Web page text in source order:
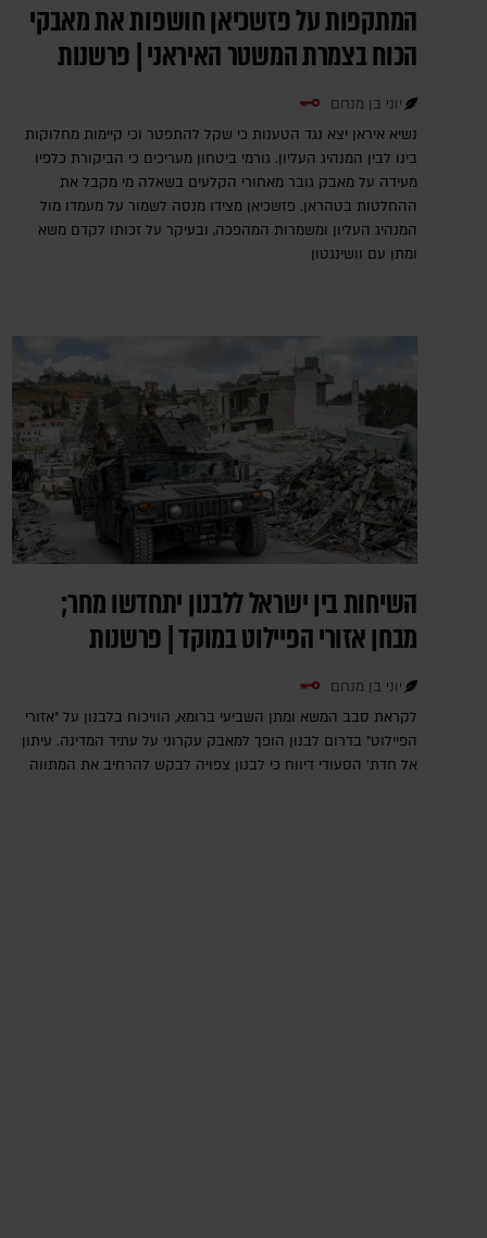
המתקפות על פזשכיאן חושפות את מאבקי
הכוח בצמרת המשטר האיראני | פרשנות
יוני בן מנחם
נשיא איראן יצא נגד הטענות כי שקל להתפטר וכי קיימות מחלוקות
בינו לבין המנהיג העליון. גורמי ביטחון מעריכים כי הביקורת כלפיו
מעידה על מאבק גובר מאחורי הקלעים בשאלה מי מקבל את
ההחלטות בטהראן. פזשכיאן מצידו מנסה לשמור על מעמדו מול
המנהיג העליון ומשמרות המהפכה, ובעיקר על זכותו לקדם משא
ומתן עם וושינגטון
השיחות בין ישראל ללבנון יתחדשו מחר;
מבחן אזורי הפיילוט במוקד | פרשנות
יוני בן מנחם
לקראת סבב המשא ומתן השביעי ברומא, הוויכוח בלבנון על "אזורי
הפיילוט" בדרום לבנון הופך למאבק עקרוני על עתיד המדינה. עיתון
אל חדת' הסעודי דיווח כי לבנון צפויה לבקש להרחיב את המתווה